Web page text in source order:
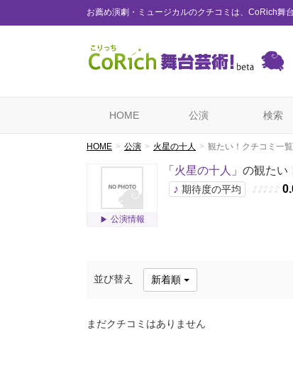
お薦め演劇・ミュージカルのクチコミは、CoRich舞
HOME 公演 検索
HOME 公演 火星の十人 観たい！クチコミ一覧
公演情報
「 火星の十人 」の観た
♪ 期待度の平均 ♪ ♪ ♪ ♪ ♪
並び替え 新着順
まだクチコミはありません